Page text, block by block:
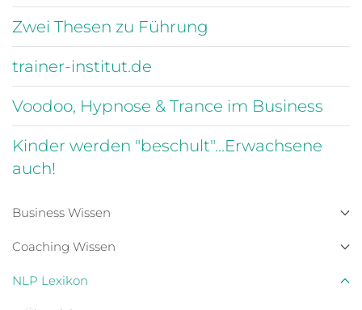
Zwei Thesen zu Führung
trainer-institut.de
Voodoo, Hypnose & Trance im Business
Kinder werden "beschult"...Erwachsene
auch!
Business Wissen
Coaching Wissen
NLP Lexikon